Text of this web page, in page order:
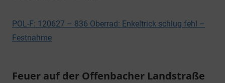
POL-F: 120627 – 836 Oberrad: Enkeltrick schlug fehl –
Festnahme
Feuer auf der Offenbacher Landstraße